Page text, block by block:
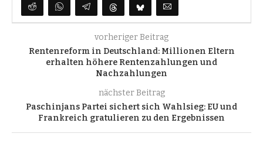
vorheriger Beitrag
Rentenreform in Deutschland: Millionen Eltern
erhalten höhere Rentenzahlungen und
Nachzahlungen
nächster Beitrag
Paschinjans Partei sichert sich Wahlsieg: EU und
Frankreich gratulieren zu den Ergebnissen